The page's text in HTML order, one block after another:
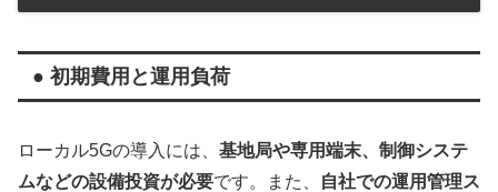
● 初期費用と運用負荷
ローカル5Gの導入には、 基地局や専用端末、制御システ
ムなどの設備投資が必要です。また、
自社での運用管理ス